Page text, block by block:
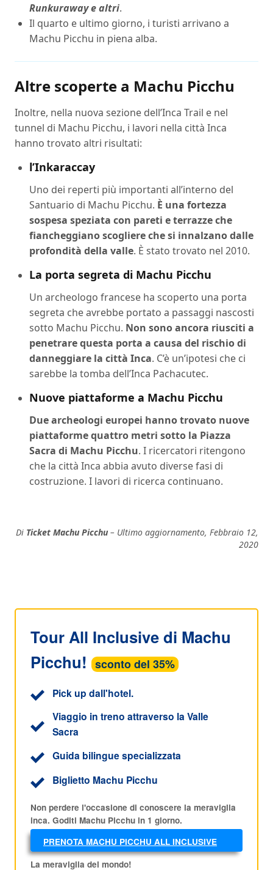
Runkuraway e altri.
Il quarto e ultimo giorno, i turisti arrivano a
Machu Picchu in piena alba.
Altre scoperte a Machu Picchu
Inoltre, nella nuova sezione dell’Inca Trail e nel
tunnel di Machu Picchu, i lavori nella città Inca
hanno trovato altri risultati:
l’Inkaraccay
Uno dei reperti più importanti all’interno del
Santuario di Machu Picchu. È una fortezza
sospesa speziata con pareti e terrazze che
fiancheggiano scogliere che si innalzano dalle
profondità della valle. È stato trovato nel 2010.
La porta segreta di Machu Picchu
Un archeologo francese ha scoperto una porta
segreta che avrebbe portato a passaggi nascosti
sotto Machu Picchu. Non sono ancora riusciti a
penetrare questa porta a causa del rischio di
danneggiare la città Inca. C’è un’ipotesi che ci
sarebbe la tomba dell’Inca Pachacutec.
Nuove piattaforme a Machu Picchu
Due archeologi europei hanno trovato nuove
piattaforme quattro metri sotto la Piazza
Sacra di Machu Picchu. I ricercatori ritengono
che la città Inca abbia avuto diverse fasi di
costruzione. I lavori di ricerca continuano.
Di Ticket Machu Picchu – Ultimo aggiornamento, Febbraio 12,
2020
Tour All Inclusive di Machu
Picchu! sconto del 35%
Pick up dall'hotel.
Viaggio in treno attraverso la Valle
Sacra
Guida bilingue specializzata
Biglietto Machu Picchu
Non perdere l'occasione di conoscere la meraviglia
inca. Goditi Machu Picchu in 1 giorno.
PRENOTA MACHU PICCHU ALL INCLUSIVE
AL MIGLIOR PREZZO!
La meraviglia del mondo!